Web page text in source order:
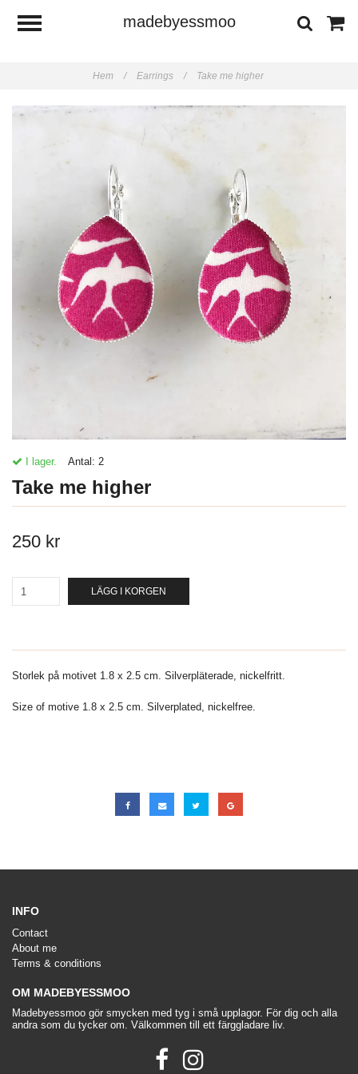
madebyessmoo
Hem / Earrings / Take me higher
I lager. Antal: 2
Take me higher
250 kr
LÄGG I KORGEN
Storlek på motivet 1.8 x 2.5 cm. Silverpläterade, nickelfritt.
Size of motive 1.8 x 2.5 cm. Silverplated, nickelfree.
INFO
Contact
About me
Terms & conditions
OM MADEBYESSMOO
Madebyessmoo gör smycken med tyg i små upplagor. För dig och alla
andra som du tycker om. Välkommen till ett färggladare liv.